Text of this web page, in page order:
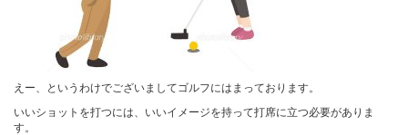
えー、というわけでございましてゴルフにはまっております。
いいショットを打つには、いいイメージを持って打席に立つ必要がありま
す。